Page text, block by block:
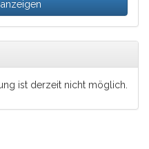
ist derzeit nicht möglich.